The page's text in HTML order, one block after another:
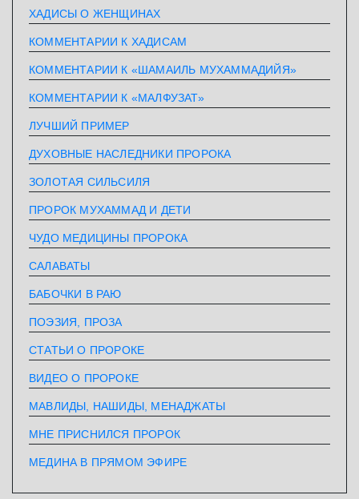
ХАДИСЫ О ЖЕНЩИНАХ
КОММЕНТАРИИ К ХАДИСАМ
КОММЕНТАРИИ К «ШАМАИЛЬ МУХАММАДИЙЯ»
КОММЕНТАРИИ К «МАЛФУЗАТ»
ЛУЧШИЙ ПРИМЕР
ДУХОВНЫЕ НАСЛЕДНИКИ ПРОРОКА
ЗОЛОТАЯ СИЛЬСИЛЯ
ПРОРОК МУХАММАД И ДЕТИ
ЧУДО МЕДИЦИНЫ ПРОРОКА
САЛАВАТЫ
БАБОЧКИ В РАЮ
ПОЭЗИЯ, ПРОЗА
СТАТЬИ О ПРОРОКЕ
ВИДЕО О ПРОРОКЕ
МАВЛИДЫ, НАШИДЫ, МЕНАДЖАТЫ
МНЕ ПРИСНИЛСЯ ПРОРОК
МЕДИНА В ПРЯМОМ ЭФИРЕ